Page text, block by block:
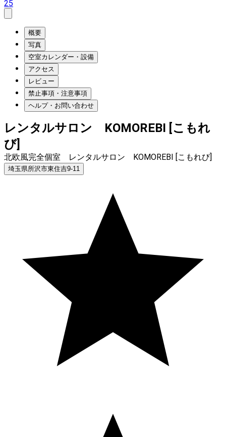
25
概要
写真
空室カレンダー・設備
アクセス
レビュー
禁止事項・注意事項
ヘルプ・お問い合わせ
レンタルサロン KOMOREBI [こもれ
び]
北欧風完全個室 レンタルサロン KOMOREBI [こもれび]
埼玉県所沢市東住吉9-11